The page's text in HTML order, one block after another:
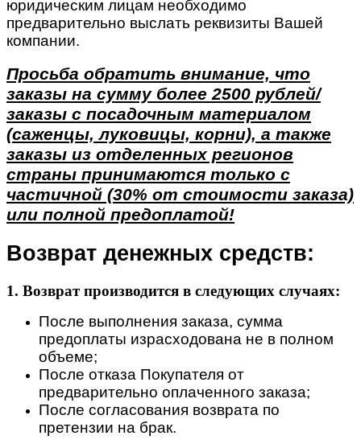
юридическим лицам необходимо
предварительно выслать реквизиты Вашей
компании.
Просьба обратить внимание, что
заказы на сумму более 2500 рублей/
заказы с посадочным материалом
(саженцы, луковицы, корни), а также
заказы из отделенных регионов
страны принимаются только с
частичной (30% от стоимости заказа)
или полной предоплатой!
Возврат денежных средств:
1. Возврат производится в следующих случаях:
После выполнения заказа, сумма
предоплаты израсходована не в полном
объеме;
После отказа Покупателя от
предварительно оплаченного заказа;
После согласования возврата по
претензии на брак.